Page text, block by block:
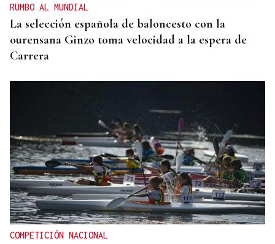
RUMBO AL MUNDIAL
La selección española de baloncesto con la
ourensana Ginzo toma velocidad a la espera de
Carrera
COMPETICIÓN NACIONAL